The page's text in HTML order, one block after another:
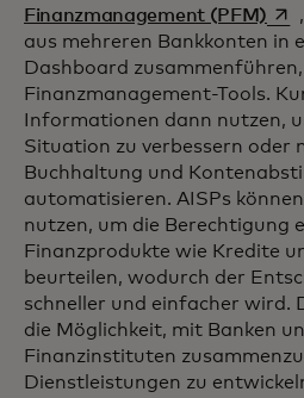
Finanzmanagement (PFM)
aus mehreren Bankkonten in
Dashboard
Finanzmanagement-Tools.
Informationen dann nutzen,
Situation zu verbessern oder
Buchhaltung und
automatisieren. AISPs
nutzen, um die Berechtigung
Finanzprodukte wie Kredite
beurteilen, wodurch der
schneller und einfacher wird.
die Möglichkeit, mit Banken
Finanzinstituten
Dienstleistungen zu